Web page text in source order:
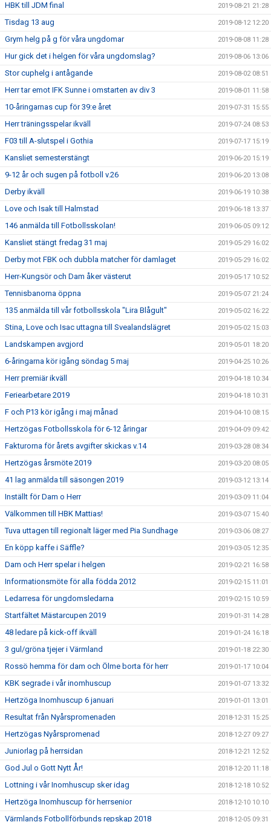
HBK till JDM final 2019-08-21 21:28
Tisdag 13 aug 2019-08-12 12:20
Grym helg på g för våra ungdomar 2019-08-08 11:28
Hur gick det i helgen för våra ungdomslag? 2019-08-06 13:06
Stor cuphelg i antågande 2019-08-02 08:51
Herr tar emot IFK Sunne i omstarten av div 3 2019-08-01 11:58
10-åringarnas cup för 39:e året 2019-07-31 15:55
Herr träningsspelar ikväll 2019-07-24 08:53
F03 till A-slutspel i Gothia 2019-07-17 15:19
Kansliet semesterstängt 2019-06-20 15:19
9-12 år och sugen på fotboll v.26 2019-06-20 13:08
Derby ikväll 2019-06-19 10:38
Love och Isak till Halmstad 2019-06-18 13:37
146 anmälda till Fotbollsskolan! 2019-06-05 09:12
Kansliet stängt fredag 31 maj 2019-05-29 16:02
Derby mot FBK och dubbla matcher för damlaget 2019-05-29 16:02
Herr-Kungsör och Dam åker västerut 2019-05-17 10:52
Tennisbanorna öppna 2019-05-07 21:24
135 anmälda till vår fotbollsskola "Lira Blågult" 2019-05-02 16:22
Stina, Love och Isac uttagna till Svealandslägret 2019-05-02 15:03
Landskampen avgjord 2019-05-01 18:20
6-åringarna kör igång söndag 5 maj 2019-04-25 10:26
Herr premiär ikväll 2019-04-18 10:34
Feriearbetare 2019 2019-04-18 10:31
F och P13 kör igång i maj månad 2019-04-10 08:15
Hertzögas Fotbollsskola för 6-12 åringar 2019-04-09 09:42
Fakturorna för årets avgifter skickas v.14 2019-03-28 08:34
Hertzögas årsmöte 2019 2019-03-20 08:05
41 lag anmälda till säsongen 2019 2019-03-12 13:14
Inställt för Dam o Herr 2019-03-09 11:04
Välkommen till HBK Mattias! 2019-03-07 15:40
Tuva uttagen till regionalt läger med Pia Sundhage 2019-03-06 08:27
En köpp kaffe i Säffle? 2019-03-05 12:35
Dam och Herr spelar i helgen 2019-02-21 16:58
Informationsmöte för alla födda 2012 2019-02-15 11:01
Ledarresa för ungdomsledarna 2019-02-15 10:59
Startfältet Mästarcupen 2019 2019-01-31 14:28
48 ledare på kick-off ikväll 2019-01-24 16:18
3 gul/gröna tjejer i Värmland 2019-01-18 22:30
Rossö hemma för dam och Ölme borta för herr 2019-01-17 10:04
KBK segrade i vår inomhuscup 2019-01-07 13:32
Hertzöga Inomhuscup 6 januari 2019-01-01 13:01
Resultat från Nyårspromenaden 2018-12-31 15:25
Hertzögas Nyårspromenad 2018-12-27 09:27
Juniorlag på herrsidan 2018-12-21 12:52
God Jul o Gott Nytt År! 2018-12-20 11:18
Lottning i vår Inomhuscup sker idag 2018-12-18 10:52
Hertzöga Inomhuscup för herrsenior 2018-12-10 10:10
Värmlands Fotbollförbunds repskap 2018 2018-12-05 09:31